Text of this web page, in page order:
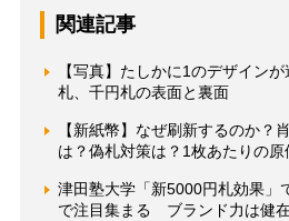
関連記事
【写真】たしかに1のデザイン
札、千円札の表面と裏面
【新紙幣】なぜ刷新するのか？
は？偽札対策は？1枚あたりの
津田塾大学「新5000円札効果」
で注目集まる ブランド力は健